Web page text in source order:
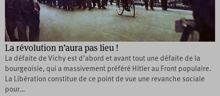
La révolution n’aura pas lieu !
La défaite de Vichy est d’abord et avant tout une défaite de la
bourgeoisie, qui a massivement préféré Hitler au Front populaire.
La Libération constitue de ce point de vue une revanche sociale
pour…